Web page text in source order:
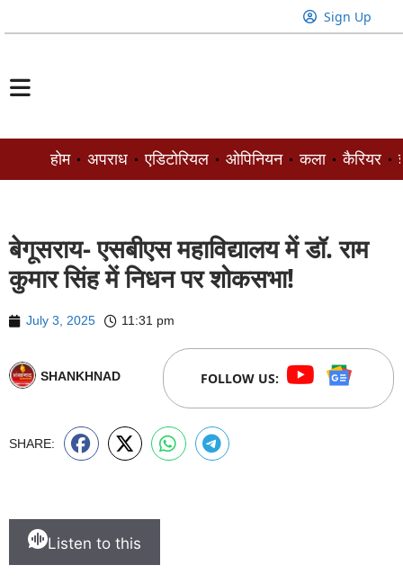
Sign Up
होम अपराध एडिटोरियल ओपिनियन कला कैरियर
बेगूसराय- एसबीएस महाविद्यालय में डॉ. राम
कुमार सिंह में निधन पर शोकसभा!
July 3, 2025 11:31 pm
SHANKHNAD FOLLOW US:
SHARE:
Listen to this